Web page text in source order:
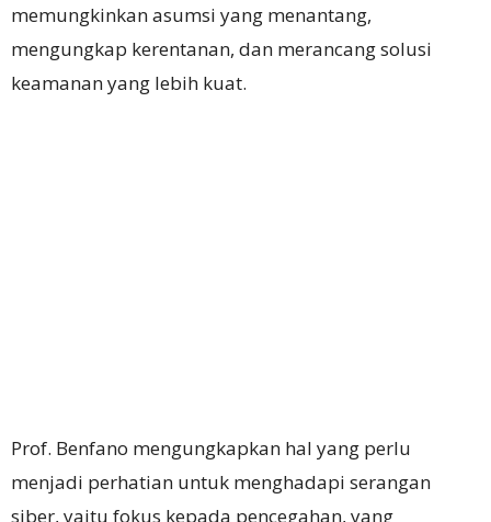
memungkinkan asumsi yang menantang,
mengungkap kerentanan, dan merancang solusi
keamanan yang lebih kuat.
Prof. Benfano mengungkapkan hal yang perlu
menjadi perhatian untuk menghadapi serangan
siber, yaitu fokus kepada pencegahan, yang